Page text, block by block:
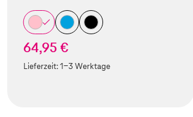
64,95 €
Lieferzeit:1-3 Werktage